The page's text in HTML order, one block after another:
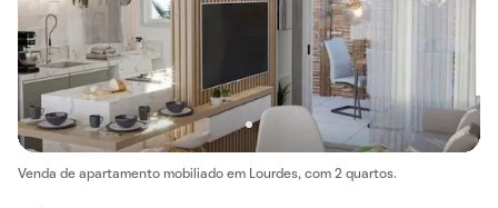
Venda de apartamento mobiliado em Lourdes, com 2 quartos.